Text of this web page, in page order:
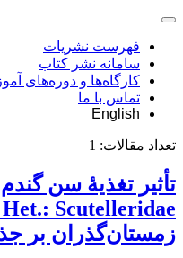
فهرست نشریات
سامانه نشر کتاب
کارگاه‌ها و دوره‌های
تماس با ما
English
تعداد مقالات: 1
زمستان‌گذران بر